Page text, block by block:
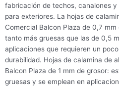
fabricación de techos, canalones
para exteriores. La hojas de
Comercial Balcon Plaza de 0,7
tanto más gruesas que las de 0,5
aplicaciones que requieren un
durabilidad. Hojas de calamina de
Balcon Plaza de 1 mm de grosor:
gruesas y se emplean en